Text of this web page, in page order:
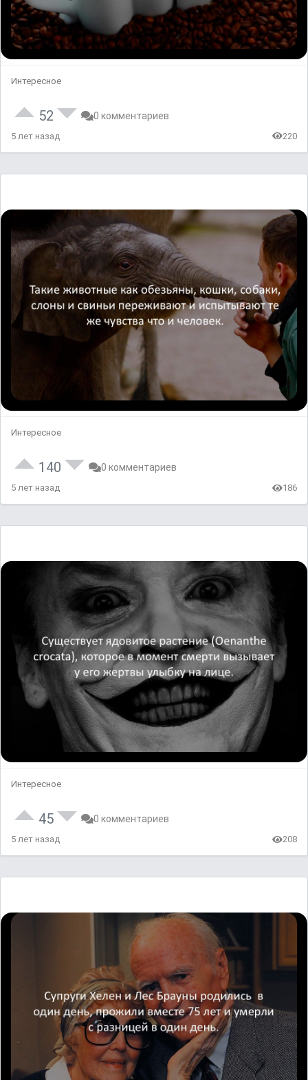
Интересное
52 0 комментариев
5 лет назад 220
Интересное
140 0 комментариев
5 лет назад 186
Интересное
45 0 комментариев
5 лет назад 208